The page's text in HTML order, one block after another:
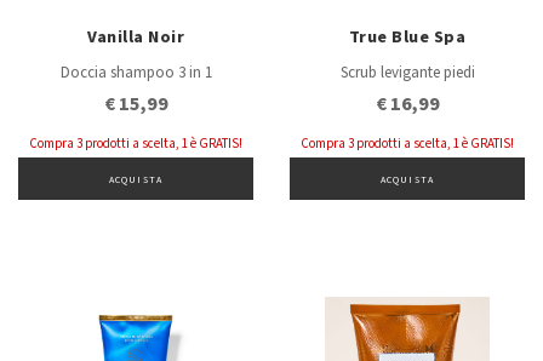
Vanilla Noir
Doccia shampoo 3 in 1
€ 15,99
Compra 3 prodotti a scelta, 1 è GRATIS!
ACQUISTA
True Blue Spa
Scrub levigante piedi
€ 16,99
Compra 3 prodotti a scelta, 1 è GRATIS!
ACQUISTA